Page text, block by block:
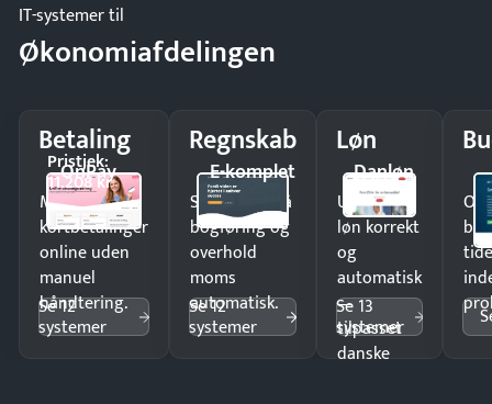
IT-systemer til
Økonomiafdelingen
Betaling
OnPay
Pristjek:
11.208 kr
Modtag
kortbetalinger
online uden
manuel
håndtering.
Se 12
systemer
Regnskab
E-komplet
Spar timer på
bogføring og
overhold
moms
automatisk.
Se 12
systemer
Løn
Danløn
Udbetal
løn korrekt
og
automatisk
—
tilpasset
danske
Se 13
systemer